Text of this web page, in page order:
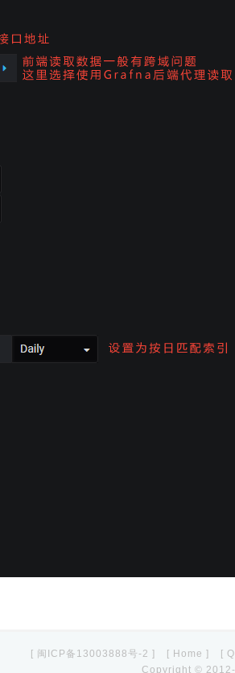
[ 闽ICP备13003888号-2 ] [ Home ] [
Copyright ©